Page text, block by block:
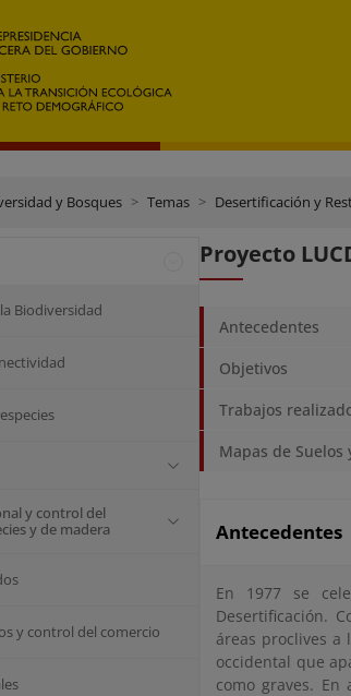
y Bosques Temas Desertificación y
Biodiversidad
y control del
y de madera
y control del comercio
Proyecto
Antecedentes
Objetivos
Trabajos
Mapas de Suelos
Antecedentes
En 1977 se
Desertificación.
áreas proclives a
occidental que
como graves. En